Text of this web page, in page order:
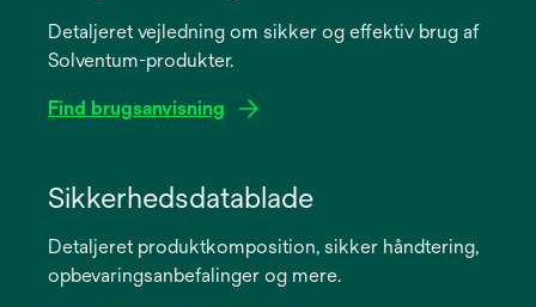
Detaljeret vejledning om sikker og effektiv brug af
Solventum-produkter.
Find brugsanvisning
new
Sikkerhedsdatablade
Detaljeret produktkomposition, sikker håndtering,
opbevaringsanbefalinger og mere.